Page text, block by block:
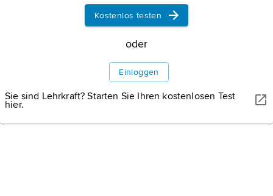
gegenseitiger Hilfe.
Informationen zum Artikel
Kostenlos testen
oder
Einloggen
Sie sind Lehrkraft? Starten Sie Ihren kostenlosen Test
hier.